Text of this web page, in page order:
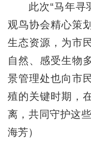
此次“马年寻羽
观鸟协会精心策
生态资源，为市
自然、感受生物
景管理处也向市
殖的关键时期，
离，共同守护这
海芳）